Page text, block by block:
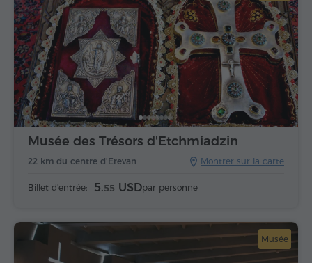
Montrer sur la carte
22 km du centre d'Erevan
Musée des Trésors d'Etchmiadzin
Billet d'entrée: 5.55 USDpar personne
Musée